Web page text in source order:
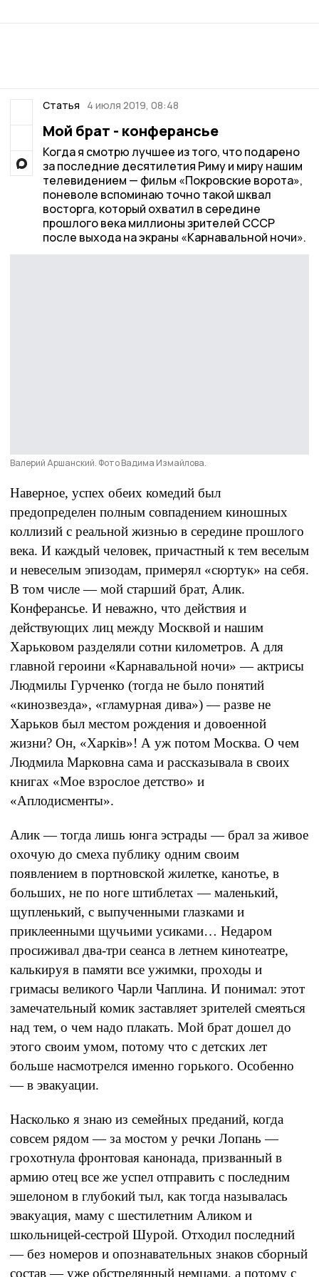
Статья 4 июля 2019, 08:48
Мой брат - конферансье
Когда я смотрю лучшее из того, что подарено
за последние десятилетия Риму и миру нашим
телевидением — фильм «Покровские ворота»,
поневоле вспоминаю точно такой шквал
восторга, который охватил в середине
прошлого века миллионы зрителей СССР
после выхода на экраны «Карнавальной ночи».
Валерий Аршанский. Фото Вадима Измайлова.
Наверное, успех обеих комедий был
предопределен полным совпадением киношных
коллизий с реальной жизнью в середине прошлого
века. И каждый человек, причастный к тем веселым
и невеселым эпизодам, примерял «сюртук» на себя.
В том числе — мой старший брат, Алик.
Конферансье. И неважно, что действия и
действующих лиц между Москвой и нашим
Харьковом разделяли сотни километров. А для
главной героини «Карнавальной ночи» — актрисы
Людмилы Гурченко (тогда не было понятий
«кинозвезда», «гламурная дива») — разве не
Харьков был местом рождения и довоенной
жизни? Он, «Харкiв»! А уж потом Москва. О чем
Людмила Марковна сама и рассказывала в своих
книгах «Мое взрослое детство» и
«Аплодисменты».
Алик — тогда лишь юнга эстрады — брал за живое
охочую до смеха публику одним своим
появлением в портновской жилетке, канотье, в
больших, не по ноге штиблетах — маленький,
щупленький, с выпученными глазками и
приклеенными щучьими усиками… Недаром
просиживал два-три сеанса в летнем кинотеатре,
калькируя в памяти все ужимки, проходы и
гримасы великого Чарли Чаплина. И понимал: этот
замечательный комик заставляет зрителей смеяться
над тем, о чем надо плакать. Мой брат дошел до
этого своим умом, потому что с детских лет
больше насмотрелся именно горького. Особенно
— в эвакуации.
Насколько я знаю из семейных преданий, когда
совсем рядом — за мостом у речки Лопань —
грохотнула фронтовая канонада, призванный в
армию отец все же успел отправить с последним
эшелоном в глубокий тыл, как тогда называлась
эвакуация, маму с шестилетним Аликом и
школьницей-сестрой Шурой. Отходил последний
— без номеров и опознавательных знаков сборный
состав — уже обстрелянный немцами, а потому с